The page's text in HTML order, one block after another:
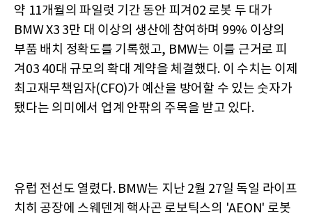
약 11개월의 파일럿 기간 동안 피겨02 로봇 두 대가
BMW X3 3만 대 이상의 생산에 참여하며 99% 이상의
부품 배치 정확도를 기록했고, BMW는 이를 근거로 피
겨03 40대 규모의 확대 계약을 체결했다. 이 수치는 이제
최고재무책임자(CFO)가 예산을 방어할 수 있는 숫자가
됐다는 의미에서 업계 안팎의 주목을 받고 있다.
유럽 전선도 열렸다. BMW는 지난 2월 27일 독일 라이프
치히 공장에 스웨덴계 핵사곤 로보틱스의 'AEON' 로봇